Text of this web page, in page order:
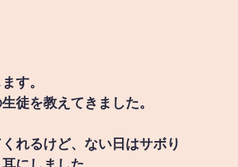
す。
徒を教えてきました。
れるけど、ない日はサボり